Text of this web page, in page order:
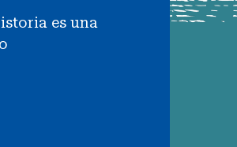
es una